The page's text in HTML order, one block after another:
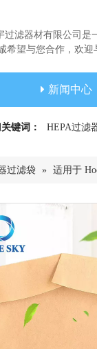
过滤器材有限公司是
望与您合作，欢迎
新闻中心
键词： HEPA过滤
过滤袋 » 适用于